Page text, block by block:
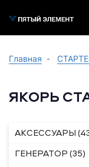
Главная
ЯКОРЬ
АКСЕССУАРЫ
ГЕНЕРАТОР (35)